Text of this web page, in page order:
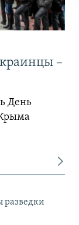
–
День
разведки